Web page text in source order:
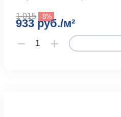
1 015 -8%
933 руб./м²